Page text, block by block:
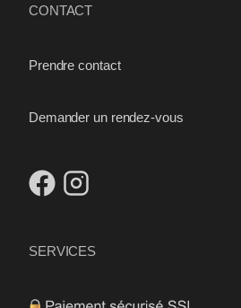
CONTACT
Prendre contact
Demander un rendez-vous
SERVICES